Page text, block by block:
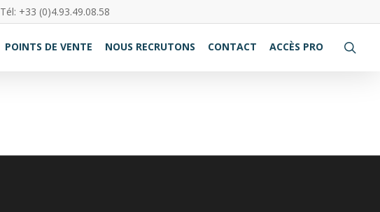
Tél: +33 (0)4.93.49.08.58
POINTS DE VENTE NOUS RECRUTONS CONTACT ACCÈS PRO